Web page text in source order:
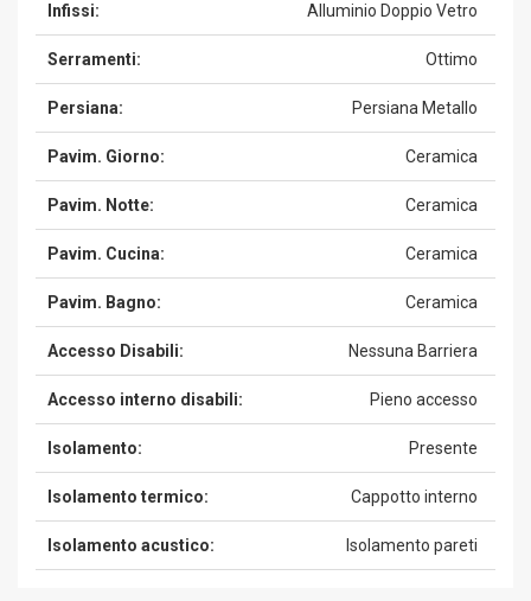
Infissi: Alluminio Doppio Vetro
Serramenti: Ottimo
Persiana: Persiana Metallo
Pavim. Giorno: Ceramica
Pavim. Notte: Ceramica
Pavim. Cucina: Ceramica
Pavim. Bagno: Ceramica
Accesso Disabili: Nessuna Barriera
Accesso interno disabili: Pieno accesso
Isolamento: Presente
Isolamento termico: Cappotto interno
Isolamento acustico: Isolamento pareti